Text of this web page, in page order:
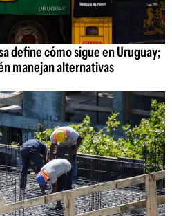
define cómo sigue en Uruguay;
manejan alternativas